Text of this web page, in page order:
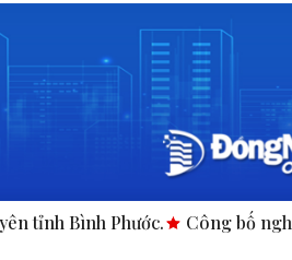
Phước. Công bố nghị quyết,